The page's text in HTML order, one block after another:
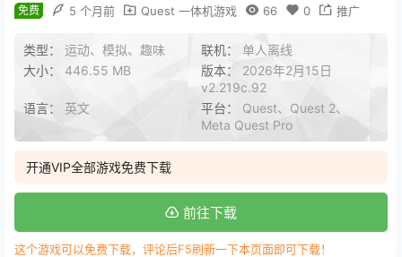
免费 5 个月前 Quest 一体机游戏 66 0 推广
类型： 运动、模拟、趣味 联机： 单人离线
大小： 446.55 MB 版本： 2026年2月15日
v2.219c.92
语言： 英文 平台： Quest、Quest 2、
Meta Quest Pro
开通VIP全部游戏免费下载
前往下载
这个游戏可以免费下载，评论后F5刷新一下本页面即可下载！